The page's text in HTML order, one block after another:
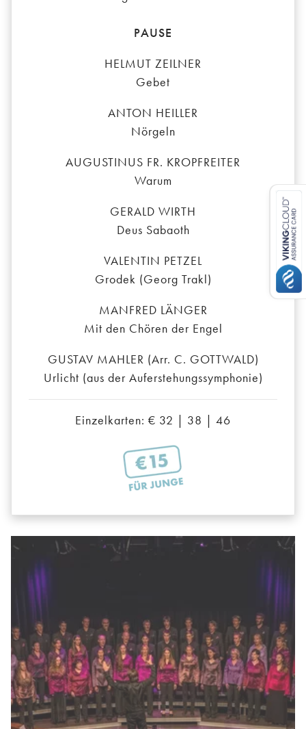
PAUSE
HELMUT ZEILNER
Gebet
ANTON HEILLER
Nörgeln
AUGUSTINUS FR. KROPFREITER
Warum
GERALD WIRTH
Deus Sabaoth
VALENTIN PETZEL
Grodek (Georg Trakl)
MANFRED LÄNGER
Mit den Chören der Engel
GUSTAV MAHLER (Arr. C. GOTTWALD)
Urlicht (aus der Auferstehungssymphonie)
Einzelkarten: € 32 | 38 | 46